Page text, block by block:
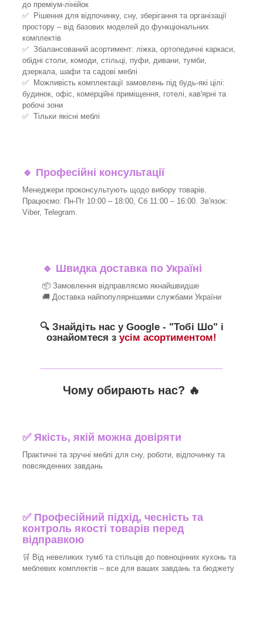
до преміум-лінійок
✅ Рішення для відпочинку, сну, зберігання та організації
простору – від базових моделей до функціональних
комплектів
✅ Збалансований асортимент: ліжка, ортопедичні каркаси,
обідні столи, комоди, стільці, пуфи, дивани, тумби,
дзеркала, шафи та садові меблі
✅ Можливість комплектації замовлень під будь-які цілі:
будинок, офіс, комерційні приміщення, готелі, кав'ярні та
робочі зони
✅ Тільки якісні меблі
🔹 Професійні консультації
Менеджери проконсультують щодо вибору товарів.
Працюємо: Пн-Пт 10:00 – 18:00, Сб 11:00 – 16:00. Зв'язок:
Viber, Telegram.
🔹 Швидка доставка по Україні
📦 Замовлення відправляємо якнайшвидше
🚚 Доставка найпопулярнішими службами України
🔍 Знайдіть нас у Google - "Тобі Шо" і
ознайомтеся з усім асортиментом!
Чому обирають нас? 🔥
✅ Якість, якій можна довіряти
Практичні та зручні меблі для сну, роботи, відпочинку та
повсякденних завдань
✅ Професійний підхід, чесність та
контроль якості товарів перед
відправкою
🛒 Від невеликих тумб та стільців до повноцінних кухонь та
меблевих комплектів – все для ваших завдань та бюджету